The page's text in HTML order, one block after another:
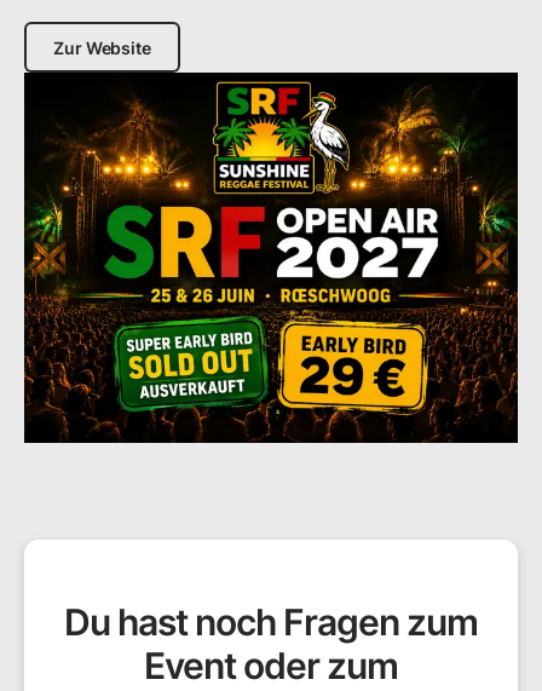
Zur Website
Du hast noch Fragen zum
Event oder zum